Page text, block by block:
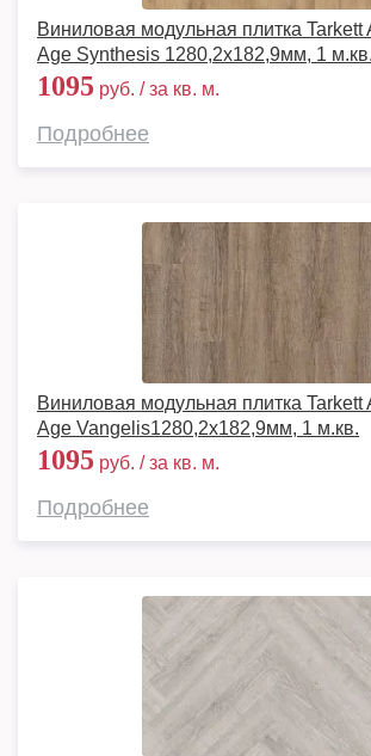
Виниловая модульная плитка Tarkett
Age Synthesis 1280,2х182,9мм, 1 м.кв.
1095 руб. / за кв. м.
Подробнее
Виниловая модульная плитка Tarkett
Age Vangelis1280,2х182,9мм, 1 м.кв.
1095 руб. / за кв. м.
Подробнее